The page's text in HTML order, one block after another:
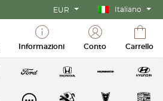
EUR Italiano
Informazioni Conto Carrello